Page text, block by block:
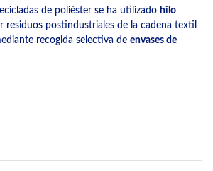
de poliéster se ha utilizado hilo
residuos postindustriales de la cadena textil
recogida selectiva de envases de